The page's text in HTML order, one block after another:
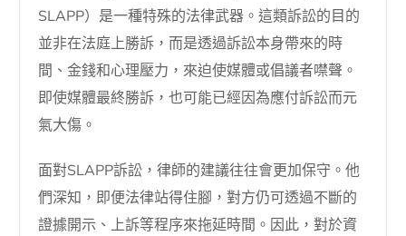
SLAPP）是一種特殊的法律武器。這類訴訟的目的
並非在法庭上勝訴，而是透過訴訟本身帶來的時
間、金錢和心理壓力，來迫使媒體或倡議者噤聲。
即使媒體最終勝訴，也可能已經因為應付訴訟而元
氣大傷。
面對SLAPP訴訟，律師的建議往往會更加保守。他
們深知，即便法律站得住腳，對方仍可透過不斷的
證據開示、上訴等程序來拖延時間。因此，對於資